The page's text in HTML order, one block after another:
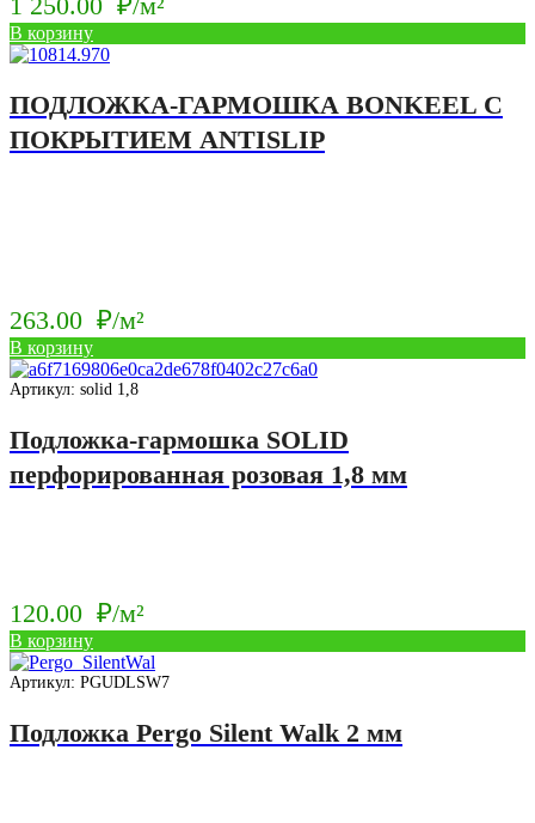
В корзину
ПОДЛОЖКА-ГАРМОШКА BONKEEL С
ПОКРЫТИЕМ ANTISLIP
263.00 ₽/м²
В корзину
Артикул: solid 1,8
Подложка-гармошка SOLID
перфорированная розовая 1,8 мм
120.00 ₽/м²
В корзину
Артикул: PGUDLSW7
Подложка Pergo Silent Walk 2 мм